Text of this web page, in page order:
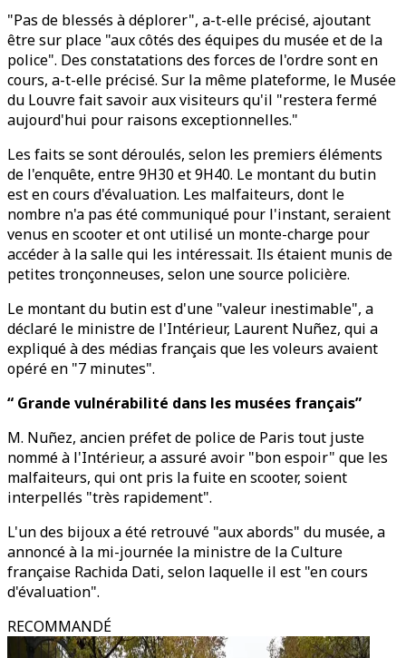
"Pas de blessés à déplorer", a-t-elle précisé, ajoutant
être sur place "aux côtés des équipes du musée et de la
police". Des constatations des forces de l'ordre sont en
cours, a-t-elle précisé. Sur la même plateforme, le Musée
du Louvre fait savoir aux visiteurs qu'il "restera fermé
aujourd'hui pour raisons exceptionnelles."
Les faits se sont déroulés, selon les premiers éléments
de l'enquête, entre 9H30 et 9H40. Le montant du butin
est en cours d'évaluation. Les malfaiteurs, dont le
nombre n'a pas été communiqué pour l'instant, seraient
venus en scooter et ont utilisé un monte-charge pour
accéder à la salle qui les intéressait. Ils étaient munis de
petites tronçonneuses, selon une source policière.
Le montant du butin est d'une "valeur inestimable", a
déclaré le ministre de l'Intérieur, Laurent Nuñez, qui a
expliqué à des médias français que les voleurs avaient
opéré en "7 minutes".
“ Grande vulnérabilité dans les musées français”
M. Nuñez, ancien préfet de police de Paris tout juste
nommé à l'Intérieur, a assuré avoir "bon espoir" que les
malfaiteurs, qui ont pris la fuite en scooter, soient
interpellés "très rapidement".
L'un des bijoux a été retrouvé "aux abords" du musée, a
annoncé à la mi-journée la ministre de la Culture
française Rachida Dati, selon laquelle il est "en cours
d'évaluation".
RECOMMANDÉ